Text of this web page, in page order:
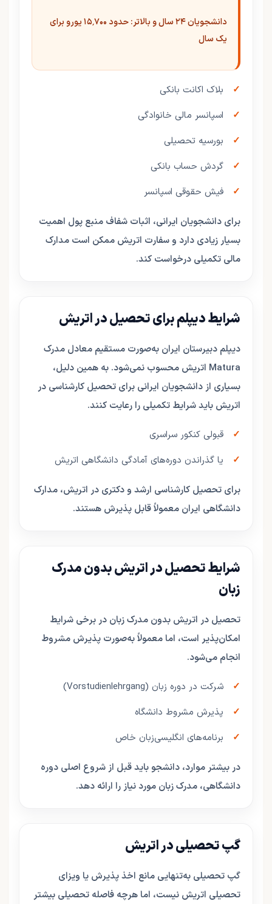
دانشجویان ۲۴ سال و بالاتر: حدود ۱۵٬۷۰۰ یورو برای
یک سال
بلاک اکانت بانکی
اسپانسر مالی خانوادگی
بورسیه تحصیلی
گردش حساب بانکی
فیش حقوقی اسپانسر
برای دانشجویان ایرانی، اثبات شفاف منبع پول اهمیت
بسیار زیادی دارد و سفارت اتریش ممکن است مدارک
مالی تکمیلی درخواست کند.
شرایط دیپلم برای تحصیل در اتریش
دیپلم دبیرستان ایران به‌صورت مستقیم معادل مدرک
Matura اتریش محسوب نمی‌شود. به همین دلیل،
بسیاری از دانشجویان ایرانی برای تحصیل کارشناسی در
اتریش باید شرایط تکمیلی را رعایت کنند.
قبولی کنکور سراسری
یا گذراندن دوره‌های آمادگی دانشگاهی اتریش
برای تحصیل کارشناسی ارشد و دکتری در اتریش، مدارک
دانشگاهی ایران معمولاً قابل پذیرش هستند.
شرایط تحصیل در اتریش بدون مدرک
زبان
تحصیل در اتریش بدون مدرک زبان در برخی شرایط
امکان‌پذیر است، اما معمولاً به‌صورت پذیرش مشروط
انجام می‌شود.
شرکت در دوره زبان (Vorstudienlehrgang)
پذیرش مشروط دانشگاه
برنامه‌های انگلیسی‌زبان خاص
در بیشتر موارد، دانشجو باید قبل از شروع اصلی دوره
دانشگاهی، مدرک زبان مورد نیاز را ارائه دهد.
گپ تحصیلی در اتریش
گپ تحصیلی به‌تنهایی مانع اخذ پذیرش یا ویزای
تحصیلی اتریش نیست، اما هرچه فاصله تحصیلی بیشتر